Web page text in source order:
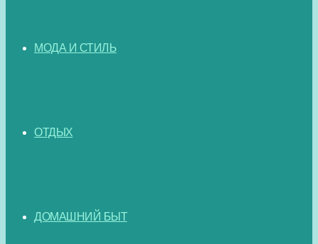
МОДА И СТИЛЬ
ОТДЫХ
ДОМАШНИЙ БЫТ